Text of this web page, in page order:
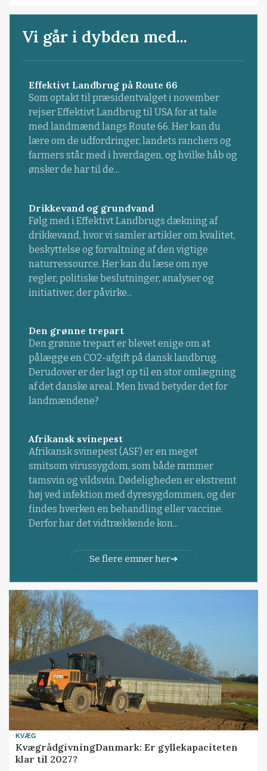
Vi går i dybden med...
Effektivt Landbrug på Route 66
Som optakt til præsidentvalget i november
rejser Effektivt Landbrug til USA for at tale
med landmænd langs Route 66. Her kan du
lære om de udfordringer, landets ranchers og
farmers står med i hverdagen, og hvilke håb og
ønsker de har til de...
Drikkevand og grundvand
Følg med i Effektivt Landbrugs dækning af
drikkevand, hvor vi samler artikler om kvalitet,
beskyttelse og forvaltning af den vigtige
naturressource. Her kan du læse om nye
regler, politiske beslutninger, analyser og
initiativer, der påvirke...
Den grønne trepart
Den grønne trepart er blevet enige om at
pålægge en CO2-afgift på dansk landbrug.
Derudover er der lagt op til en stor omlægning
af det danske areal. Men hvad betyder det for
landmændene?
Afrikansk svinepest
Afrikansk svinepest (ASF) er en meget
smitsom virussygdom, som både rammer
tamsvin og vildsvin. Dødeligheden er ekstremt
høj ved infektion med dyresygdommen, og der
findes hverken en behandling eller vaccine.
Derfor har det vidtrækkende kon...
Se flere emner her
KVÆG
KvægrådgivningDanmark: Er gyllekapaciteten
klar til 2027?